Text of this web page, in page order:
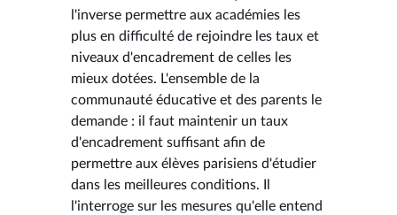
l'inverse permettre aux académies les
plus en difficulté de rejoindre les taux et
niveaux d'encadrement de celles les
mieux dotées. L'ensemble de la
communauté éducative et des parents le
demande : il faut maintenir un taux
d'encadrement suffisant afin de
permettre aux élèves parisiens d'étudier
dans les meilleures conditions. Il
l'interroge sur les mesures qu'elle entend